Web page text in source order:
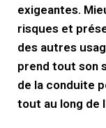
exigeantes.
risques et
des autres
prend tout son
de la conduite
tout au long de